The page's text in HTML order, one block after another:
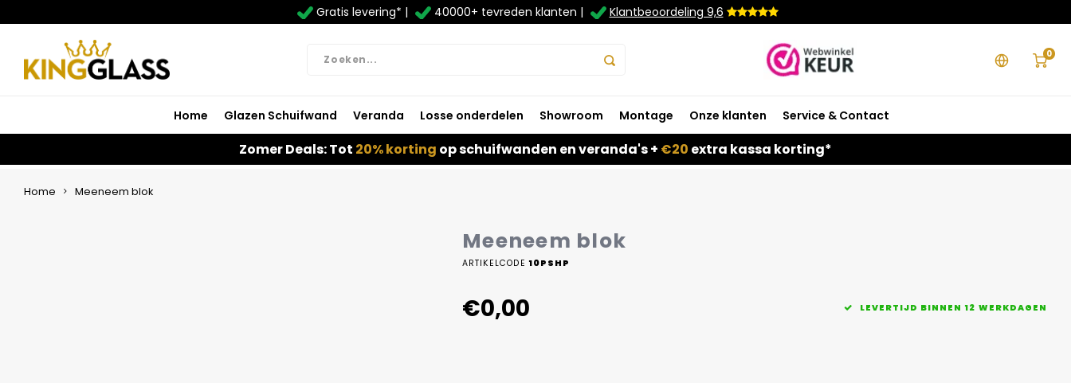
Gratis levering* | 40000+ tevreden klanten | Klantbeoordeling 9,6
0
Home Glazen Schuifwand Veranda Losse onderdelen Showroom Montage Onze klanten Service & Contact
Zomer Deals: Tot 20% korting op schuifwanden en veranda's + €20 extra kassa korting*
Home Meeneem blok
Meeneem blok
ARTIKELCODE 10PSHP
€0,00 LEVERTIJD BINNEN 12 WERKDAGEN